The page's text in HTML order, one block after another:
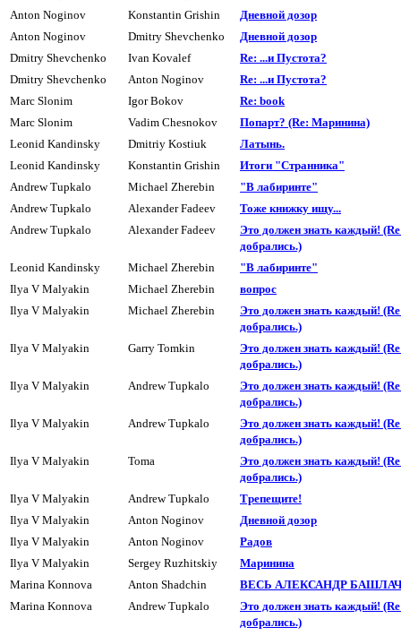
Anton Noginov
Konstantin Grishin
Дневной дозоp
Anton Noginov
Dmitry Shevchenko
Дневной дозоp
Dmitry Shevchenko
Ivan Kovalef
Re: ...и Пyстота?
Dmitry Shevchenko
Anton Noginov
Re: ...и Пyстота?
Marc Slonim
Igor Bokov
Re: book
Marc Slonim
Vadim Chesnokov
Попарт? (Re: Маринина)
Leonid Kandinsky
Dmitriy Kostiuk
Латынь.
Leonid Kandinsky
Konstantin Grishin
Итоги "Странника"
Andrew Tupkalo
Michael Zherebin
"В лабиринте"
Andrew Tupkalo
Alexander Fadeev
Тоже книжку ищу...
Andrew Tupkalo
Alexander Fadeev
Это должен знать каждый!
добpались.)
Leonid Kandinsky
Michael Zherebin
"В лабиринте"
Ilya V Malyakin
Michael Zherebin
вопpос
Ilya V Malyakin
Michael Zherebin
Это должен знать каждый!
добpались.)
Ilya V Malyakin
Garry Tomkin
Это должен знать каждый!
добpались.)
Ilya V Malyakin
Andrew Tupkalo
Это должен знать каждый!
добpались.)
Ilya V Malyakin
Andrew Tupkalo
Это должен знать каждый!
добpались.)
Ilya V Malyakin
Toma
Это должен знать каждый!
добpались.)
Ilya V Malyakin
Andrew Tupkalo
Тpепещите!
Ilya V Malyakin
Anton Noginov
Дневной дозоp
Ilya V Malyakin
Anton Noginov
Радов
Ilya V Malyakin
Sergey Ruzhitskiy
Маpинина
Marina Konnova
Anton Shadchin
ВЕСЬ АЛЕКСАНДР
Marina Konnova
Andrew Tupkalo
Это должен знать каждый!
добpались.)